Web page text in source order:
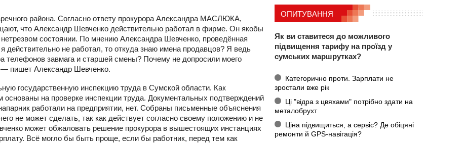
района. Согласно ответу прокурора Александра МАСЛЮКА,
что Александр Шевченко действительно работал в фирме. Он якобы
состоянии. По мнению Александра Шевченко, проведённая
действительно не работал, то откуда знаю имена продавцов? Я ведь
телефонов завмага и старшей смены? Почему не допросили моего
— пишет Александр Шевченко.
государственную инспекцию труда в Сумской области. Как
на проверке инспекции труда. Документальных подтверждений
работали на предприятии, нет. Собраны письменные объяснения
не может сделать, так как действует согласно своему положению и не
может обжаловать решение прокурора в вышестоящих инстанциях
Всё могло бы быть проще, если бы работник, перед тем как
ОПИТУВАННЯ
Як ви ставитеся до можливого
підвищення тарифу на проїзд у
сумських маршрутках?
Категорично проти. Зарплати не
зростали вже рік
Ці "відра з цвяхами" потрібно здати на
металобрухт
Ціна підвищиться, а сервіс? Де обіцяні
ремонти й GPS-навігація?